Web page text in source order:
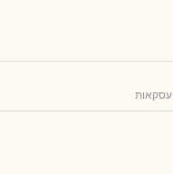
עסקאות